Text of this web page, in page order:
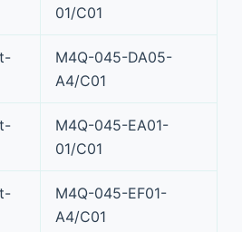
01/C01
M4Q-045-DA05-
A4/C01
M4Q-045-EA01-
01/C01
M4Q-045-EF01-
A4/C01